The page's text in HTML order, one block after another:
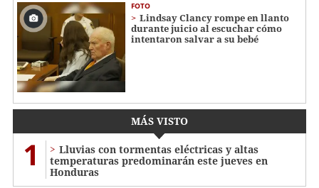
FOTO
Lindsay Clancy rompe en llanto
durante juicio al escuchar cómo
intentaron salvar a su bebé
MÁS VISTO
1
Lluvias con tormentas eléctricas y altas
temperaturas predominarán este jueves en
Honduras